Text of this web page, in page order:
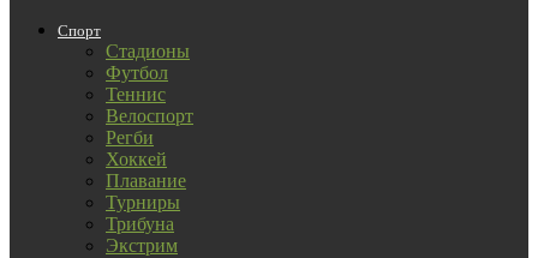
Спорт
Стадионы
Футбол
Теннис
Велоспорт
Регби
Хоккей
Плавание
Турниры
Трибуна
Экстрим